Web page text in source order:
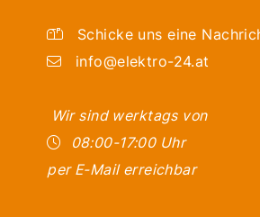
Schicke uns eine
info@elektro-24.at
Wir sind werktags von
08:00-17:00 Uhr
per E-Mail erreichbar